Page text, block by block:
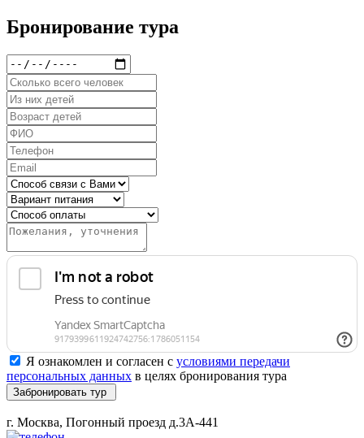
Бронирование тура
Я ознакомлен и согласен с условиями передачи
персональных данных в целях бронирования тура
Забронировать тур
г. Москва, Погонный проезд д.3А-441